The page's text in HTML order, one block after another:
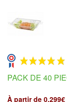
PACK DE 40
À partir de